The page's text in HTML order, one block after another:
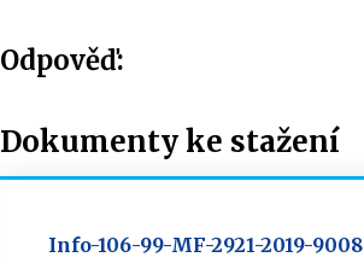
Odpověď:
Dokumenty ke stažení
Info-106-99-MF-2921-2019-9008